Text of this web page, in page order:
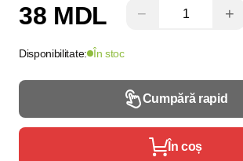
38 MDL − +
Disponibilitate: În stoc
Cumpără rapid
În coș